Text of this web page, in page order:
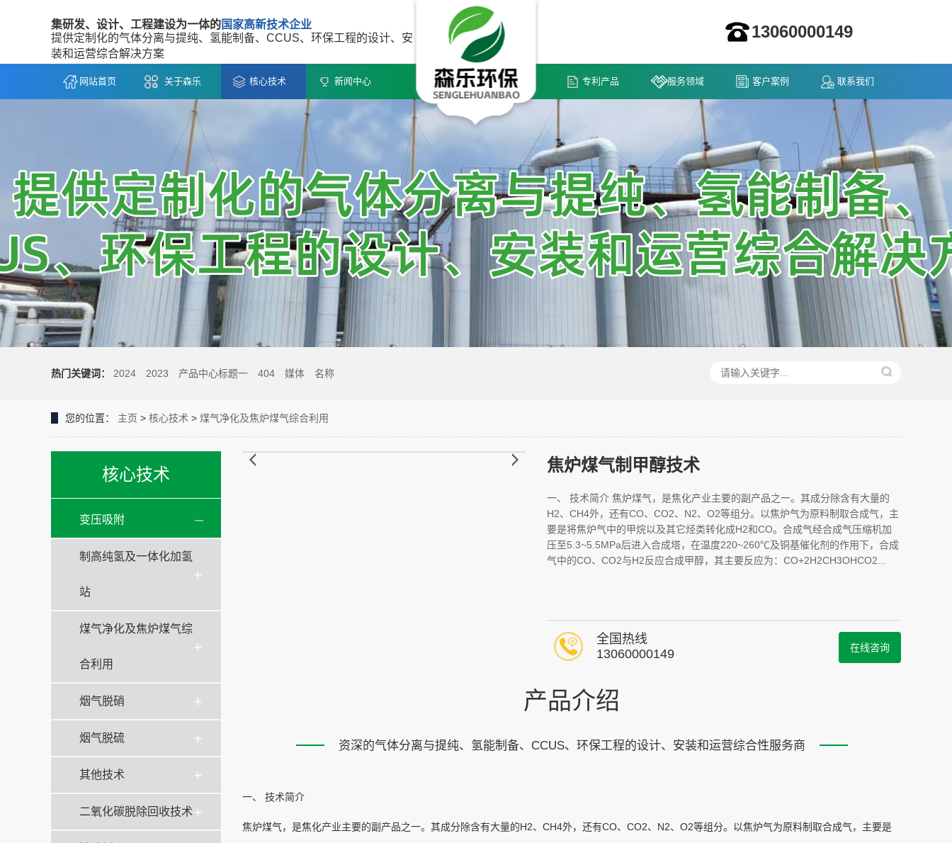
集研发、设计、工程建设为一体的国家高新技术企业
提供定制化的气体分离与提纯、氢能制备、CCUS、环保工程的设计、安
装和运营综合解决方案
13060000149
网站首页 关于森乐 核心技术 新闻中心 专利产品 服务领域 客户案例 联系我们
热门关键词： 2024 2023 产品中心标题一 404 媒体 名称
您的位置： 主页 > 核心技术 > 煤气净化及焦炉煤气综合利用
核心技术
变压吸附
制高纯氢及一体化加氢
站
煤气净化及焦炉煤气综
合利用
烟气脱硝
烟气脱硫
其他技术
二氧化碳脱除回收技术
焦炉煤气制甲醇技术
一、 技术简介 焦炉煤气，是焦化产业主要的副产品之一。其成分除含有大量的
H2、CH4外，还有CO、CO2、N2、O2等组分。以焦炉气为原料制取合成气，主
要是将焦炉气中的甲烷以及其它烃类转化成H2和CO。合成气经合成气压缩机加
压至5.3~5.5MPa后进入合成塔，在温度220~260℃及铜基催化剂的作用下，合成
气中的CO、CO2与H2反应合成甲醇，其主要反应为：CO+2H2CH3OHCO2...
在线咨询
全国热线
13060000149
产品介绍
资深的气体分离与提纯、氢能制备、CCUS、环保工程的设计、安装和运营综合性服务商
一、 技术简介
焦炉煤气，是焦化产业主要的副产品之一。其成分除含有大量的H2、CH4外，还有CO、CO2、N2、O2等组分。以焦炉气为原料制取合成气，主要是